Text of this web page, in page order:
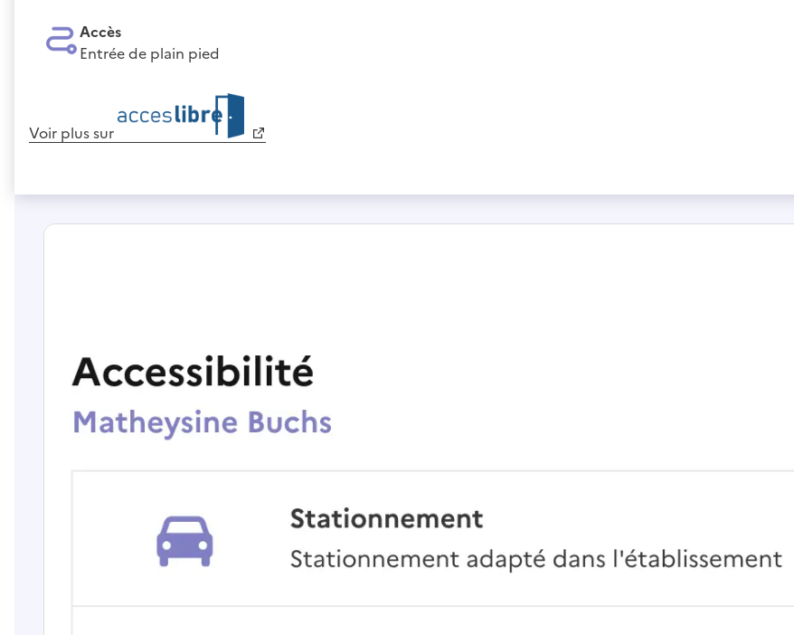
Accès
Entrée de plain pied
Voir plus sur